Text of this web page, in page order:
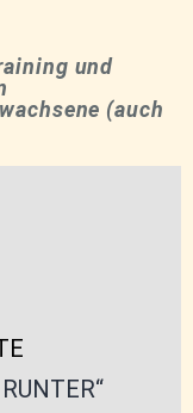
und
(auch